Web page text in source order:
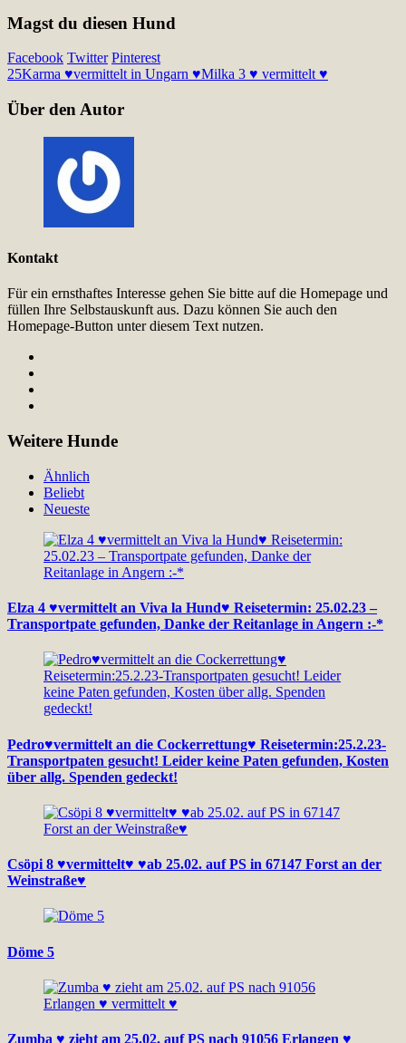
Magst du diesen Hund
Facebook Twitter Pinterest
25Karma ♥vermittelt in Ungarn ♥Milka 3 ♥ vermittelt ♥
Über den Autor
Kontakt
Für ein ernsthaftes Interesse gehen Sie bitte auf die Homepage und
füllen Ihre Selbstauskunft aus. Dazu können Sie auch den
Homepage-Button unter diesem Text nutzen.
Weitere Hunde
Ähnlich
Beliebt
Neueste
Elza 4 ♥vermittelt an Viva la Hund♥ Reisetermin: 25.02.23 –
Transportpate gefunden, Danke der Reitanlage in Angern :-*
Pedro♥vermittelt an die Cockerrettung♥ Reisetermin:25.2.23-
Transportpaten gesucht! Leider keine Paten gefunden, Kosten
über allg. Spenden gedeckt!
Csöpi 8 ♥vermittelt♥ ♥ab 25.02. auf PS in 67147 Forst an der
Weinstraße♥
Döme 5
Zumba ♥ zieht am 25.02. auf PS nach 91056 Erlangen ♥